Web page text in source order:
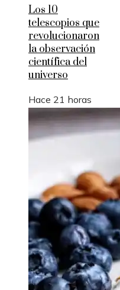
Los 10
telescopios que
revolucionaron
la observación
científica del
universo
Hace 21 horas